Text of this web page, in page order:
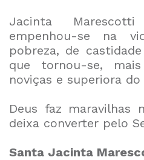
Jacinta
empenhou-se na
pobreza, de
que tornou-se,
noviças e superiora
Deus faz maravilhas
deixa converter pelo
Santa Jacinta